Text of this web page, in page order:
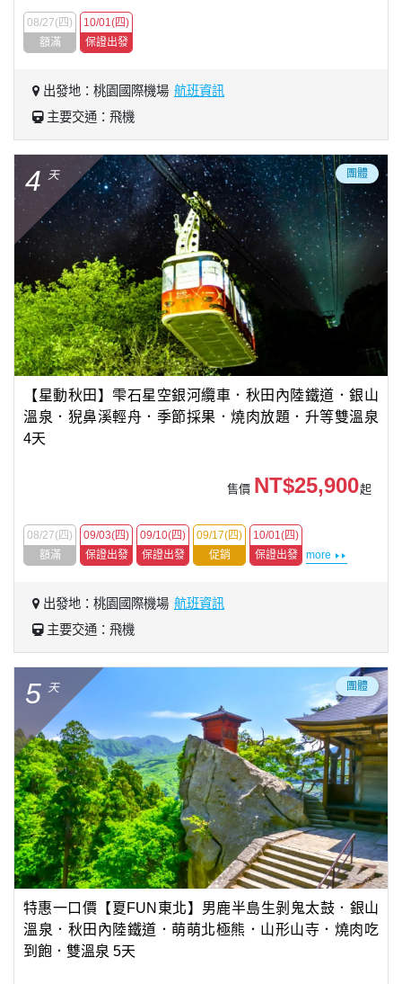
08/27(四)
額滿
10/01(四)
保證出發
出發地：桃園國際機場 航班資訊
主要交通：飛機
4 天 團體
【星動秋田】雫石星空銀河纜車．秋田內陸鐵道．銀山
溫泉．猊鼻溪輕舟．季節採果．燒肉放題．升等雙溫泉
4天
售價 NT$25,900起
08/27(四)
額滿
09/03(四)
保證出發
09/10(四)
保證出發
09/17(四)
促銷
10/01(四)
保證出發
more
出發地：桃園國際機場 航班資訊
主要交通：飛機
5 天 團體
特惠一口價【夏FUN東北】男鹿半島生剝鬼太鼓．銀山
溫泉．秋田內陸鐵道．萌萌北極熊．山形山寺．燒肉吃
到飽．雙溫泉 5天